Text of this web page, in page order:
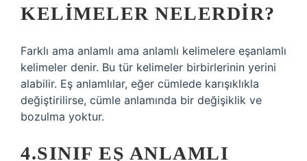
KELIMELER NELERDIR?
Farklı ama anlamlı ama anlamlı kelimelere eşanlamlı
kelimeler denir. Bu tür kelimeler birbirlerinin yerini
alabilir. Eş anlamlılar, eğer cümlede karışıklıkla
değiştirilirse, cümle anlamında bir değişiklik ve
bozulma yoktur.
4.SINIF EŞ ANLAMLI